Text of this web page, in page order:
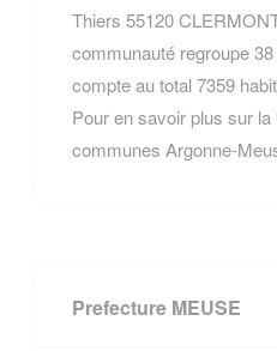
Thiers 55120
communauté regroupe
compte au total 7359
Pour en savoir plus sur
communes Argonne-
Prefecture MEUSE